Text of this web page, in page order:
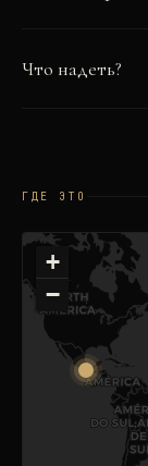
Что надеть?
ГДЕ ЭТО
+
−